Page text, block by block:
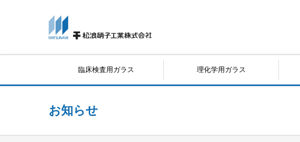
臨床検査用ガラス 理化学用ガラス
お知らせ